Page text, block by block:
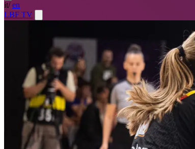
it/ en
LBF TV